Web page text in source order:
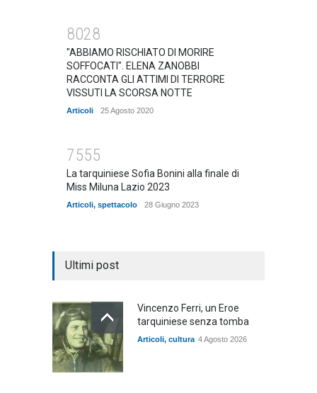
8028
"ABBIAMO RISCHIATO DI MORIRE
SOFFOCATI". ELENA ZANOBBI
RACCONTA GLI ATTIMI DI TERRORE
VISSUTI LA SCORSA NOTTE
Articoli 25 Agosto 2020
7555
La tarquiniese Sofia Bonini alla finale di
Miss Miluna Lazio 2023
Articoli, spettacolo 28 Giugno 2023
Ultimi post
Vincenzo Ferri, un Eroe
tarquiniese senza tomba
Articoli, cultura 4 Agosto 2026